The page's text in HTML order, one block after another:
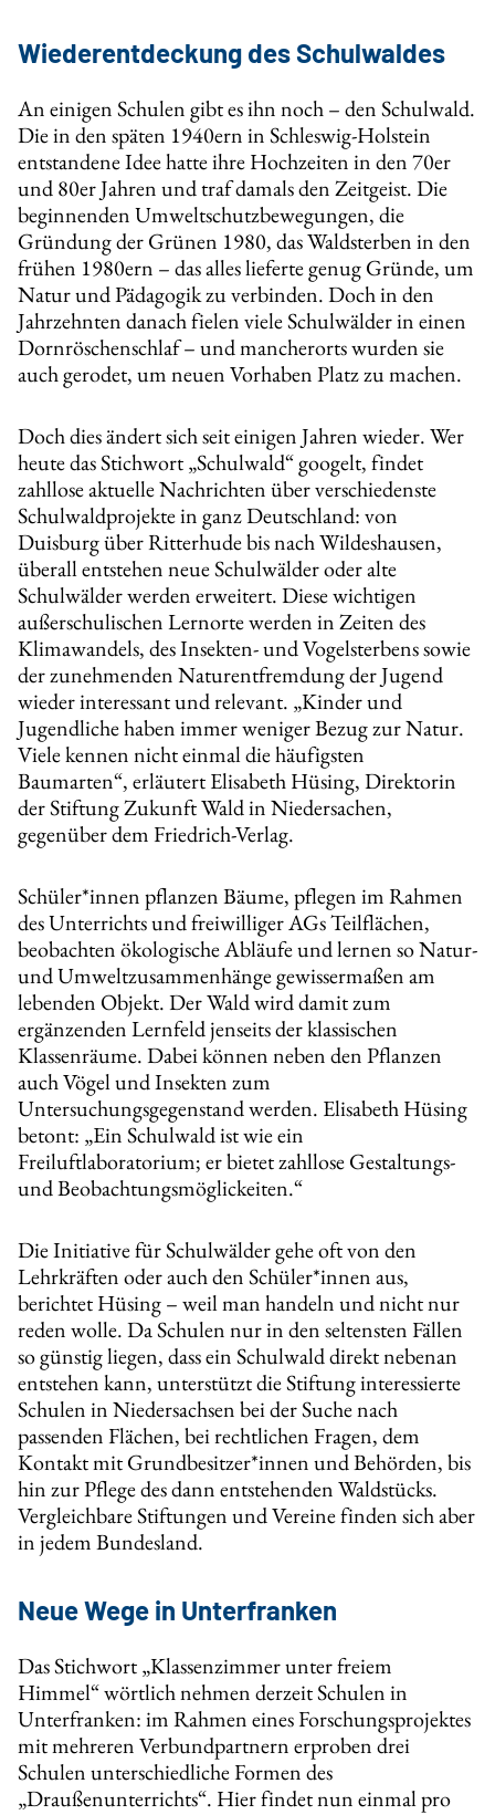
Wiederentdeckung des Schulwaldes
An einigen Schulen gibt es ihn noch – den Schulwald.
Die in den späten 1940ern in Schleswig-Holstein
entstandene Idee hatte ihre Hochzeiten in den 70er
und 80er Jahren und traf damals den Zeitgeist. Die
beginnenden Umweltschutzbewegungen, die
Gründung der Grünen 1980, das Waldsterben in den
frühen 1980ern – das alles lieferte genug Gründe, um
Natur und Pädagogik zu verbinden. Doch in den
Jahrzehnten danach fielen viele Schulwälder in einen
Dornröschenschlaf – und mancherorts wurden sie
auch gerodet, um neuen Vorhaben Platz zu machen.
Doch dies ändert sich seit einigen Jahren wieder. Wer
heute das Stichwort „Schulwald“ googelt, findet
zahllose aktuelle Nachrichten über verschiedenste
Schulwaldprojekte in ganz Deutschland: von
Duisburg über Ritterhude bis nach Wildeshausen,
überall entstehen neue Schulwälder oder alte
Schulwälder werden erweitert. Diese wichtigen
außerschulischen Lernorte werden in Zeiten des
Klimawandels, des Insekten- und Vogelsterbens sowie
der zunehmenden Naturentfremdung der Jugend
wieder interessant und relevant. „Kinder und
Jugendliche haben immer weniger Bezug zur Natur.
Viele kennen nicht einmal die häufigsten
Baumarten“, erläutert Elisabeth Hüsing, Direktorin
der Stiftung Zukunft Wald in Niedersachen,
gegenüber dem Friedrich-Verlag.
Schüler*innen pflanzen Bäume, pflegen im Rahmen
des Unterrichts und freiwilliger AGs Teilflächen,
beobachten ökologische Abläufe und lernen so Natur‐
und Umweltzusammenhänge gewissermaßen am
lebenden Objekt. Der Wald wird damit zum
ergänzenden Lernfeld jenseits der klassischen
Klassenräume. Dabei können neben den Pflanzen
auch Vögel und Insekten zum
Untersuchungsgegenstand werden. Elisabeth Hüsing
betont: „Ein Schulwald ist wie ein
Freiluftlaboratorium; er bietet zahllose Gestaltungs-
und Beobachtungsmöglickeiten.“
Die Initiative für Schulwälder gehe oft von den
Lehrkräften oder auch den Schüler*innen aus,
berichtet Hüsing – weil man handeln und nicht nur
reden wolle. Da Schulen nur in den seltensten Fällen
so günstig liegen, dass ein Schulwald direkt nebenan
entstehen kann, unterstützt die Stiftung interessierte
Schulen in Niedersachsen bei der Suche nach
passenden Flächen, bei rechtlichen Fragen, dem
Kontakt mit Grundbesitzer*innen und Behörden, bis
hin zur Pflege des dann entstehenden Waldstücks.
Vergleichbare Stiftungen und Vereine finden sich aber
in jedem Bundesland.
Neue Wege in Unterfranken
Das Stichwort „Klassenzimmer unter freiem
Himmel“ wörtlich nehmen derzeit Schulen in
Unterfranken: im Rahmen eines Forschungsprojektes
mit mehreren Verbundpartnern erproben drei
Schulen unterschiedliche Formen des
„Draußenunterrichts“. Hier findet nun einmal pro